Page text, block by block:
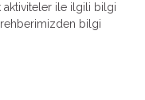
aktiviteler ile ilgili bilgi
rehberimizden bilgi